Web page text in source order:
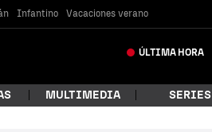
Infantino Vacaciones verano
ÚLTIMA HORA
MULTIMEDIA SERIES